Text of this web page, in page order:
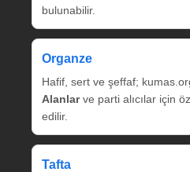
bulunabilir.
Organze
Hafif, sert ve şeffaf;
Alanlarve parti alıcılar için
edilir.
Tafta